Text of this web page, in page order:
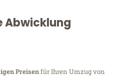
Abwicklung
Preisenfür Ihren Umzug von